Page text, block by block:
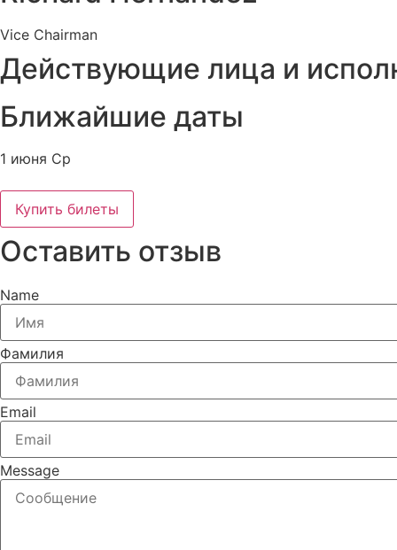
Vice Chairman
Действующие лица и
Ближайшие даты
1 июня Ср
Купить билеты
Оставить отзыв
Name
Фамилия
Email
Message